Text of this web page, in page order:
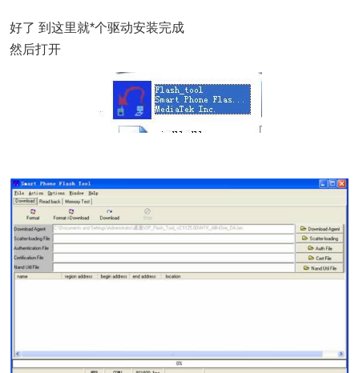
好了 到这里就*个驱动安装完成
然后打开